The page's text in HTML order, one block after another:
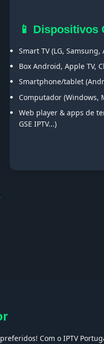
📱 Dispositivos
Smart TV (LG,
Box Android, Apple TV,
Smartphone/tablet
Computador (Windows,
Web player & apps de
GSE IPTV...)
Com o IPTV